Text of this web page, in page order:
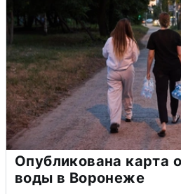
Опубликована карта
воды в Воронеже